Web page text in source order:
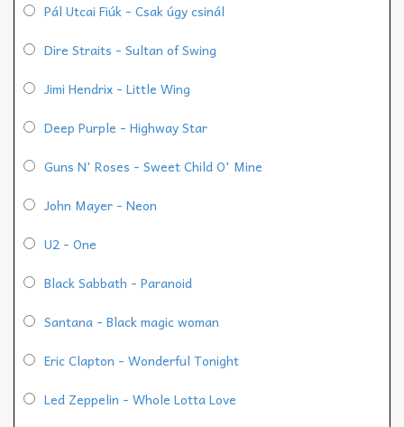
Pál Utcai Fiúk - Csak úgy csinál
Dire Straits - Sultan of Swing
Jimi Hendrix - Little Wing
Deep Purple - Highway Star
Guns N' Roses - Sweet Child O' Mine
John Mayer - Neon
U2 - One
Black Sabbath - Paranoid
Santana - Black magic woman
Eric Clapton - Wonderful Tonight
Led Zeppelin - Whole Lotta Love